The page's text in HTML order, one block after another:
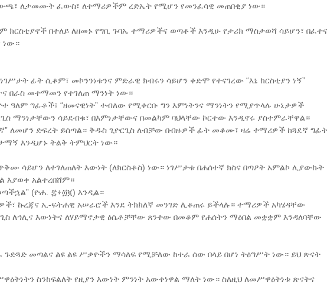
ለታመሙት ፈውስ፣ ለተማሪዎችም ረድኤት የሚሆን የመንፈሳዊ መጠበቂያ ነው።
ክርስቲያኖች በተለይ ለዘመኑ የግቢ ጉባኤ ተማሪዎችና ወጣቶች እንዲሁ የታሪክ ማስታወሻ ሳይሆን፣ በፈተና
ነው።
ፊት ሲቆም፣ መኮንንነቱንና ምድራዊ ክብሩን ሳይሆን ቀድሞ የተናገረው “እኔ ክርስቲያን ነኝ”
በራስ መተማመን የተገለጠ ማንነት ነው።
ዓለም ግፊቶች፣ “ዘመናዊነት” ተብለው የሚቀርቡ ግን እምነትንና ማንነትን የሚያጥላሉ ሁኔታዎች
ማንነታቸውን ሳይደብቁ፣ በእምነታቸውና በመልካም ባህላቸው ኮርተው እንዲኖሩ ያስተምራቸዋል።
ለመሆን ድፍረት ይሰጣል። ቅዱስ ጊዮርጊስ ለብቻው በብዙዎች ፊት መቆሙ፣ ዛሬ ተማሪዎች ከጓደኛ ግፊት
እንዲሆኑ ትልቅ ትምህርት ነው።
ሳይሆን ለተገለጠለት እውነት (ለክርስቶስ) ነው። ነገሥታቱ በሐሰተኛ ክስና በጣዖት አምልኮ ሊያውኩት
እያወቀ አልተረበሸም።
(ዮሐ. ፰፥፴፪) እንዲል።
ኩረጃና ኢ-ፍትሐዊ አሠራሮች እንደ ትክክለኛ መንገድ ሊቆጠሩ ይችላሉ። ተማሪዎች አካሄዳቸው
ለኅሊና እውነትና ለሃይማኖታዊ ዕሴቶቻቸው ጸንተው በመቆም የሐሰትን ማዕበል መቋቋም እንዳለባቸው
መጣልና ልዩ ልዩ ሥቃዮችን ማሳለፍ የሚቻለው ከተራ ሰው በላይ በሆነ ትዕግሥት ነው። ይህ ጽናት
ስንከፍልለት የዚያን እውነት ምንነት አውቀነዋል ማለት ነው። ስለዚህ ለመሥዋዕትነቱ ጽናትና